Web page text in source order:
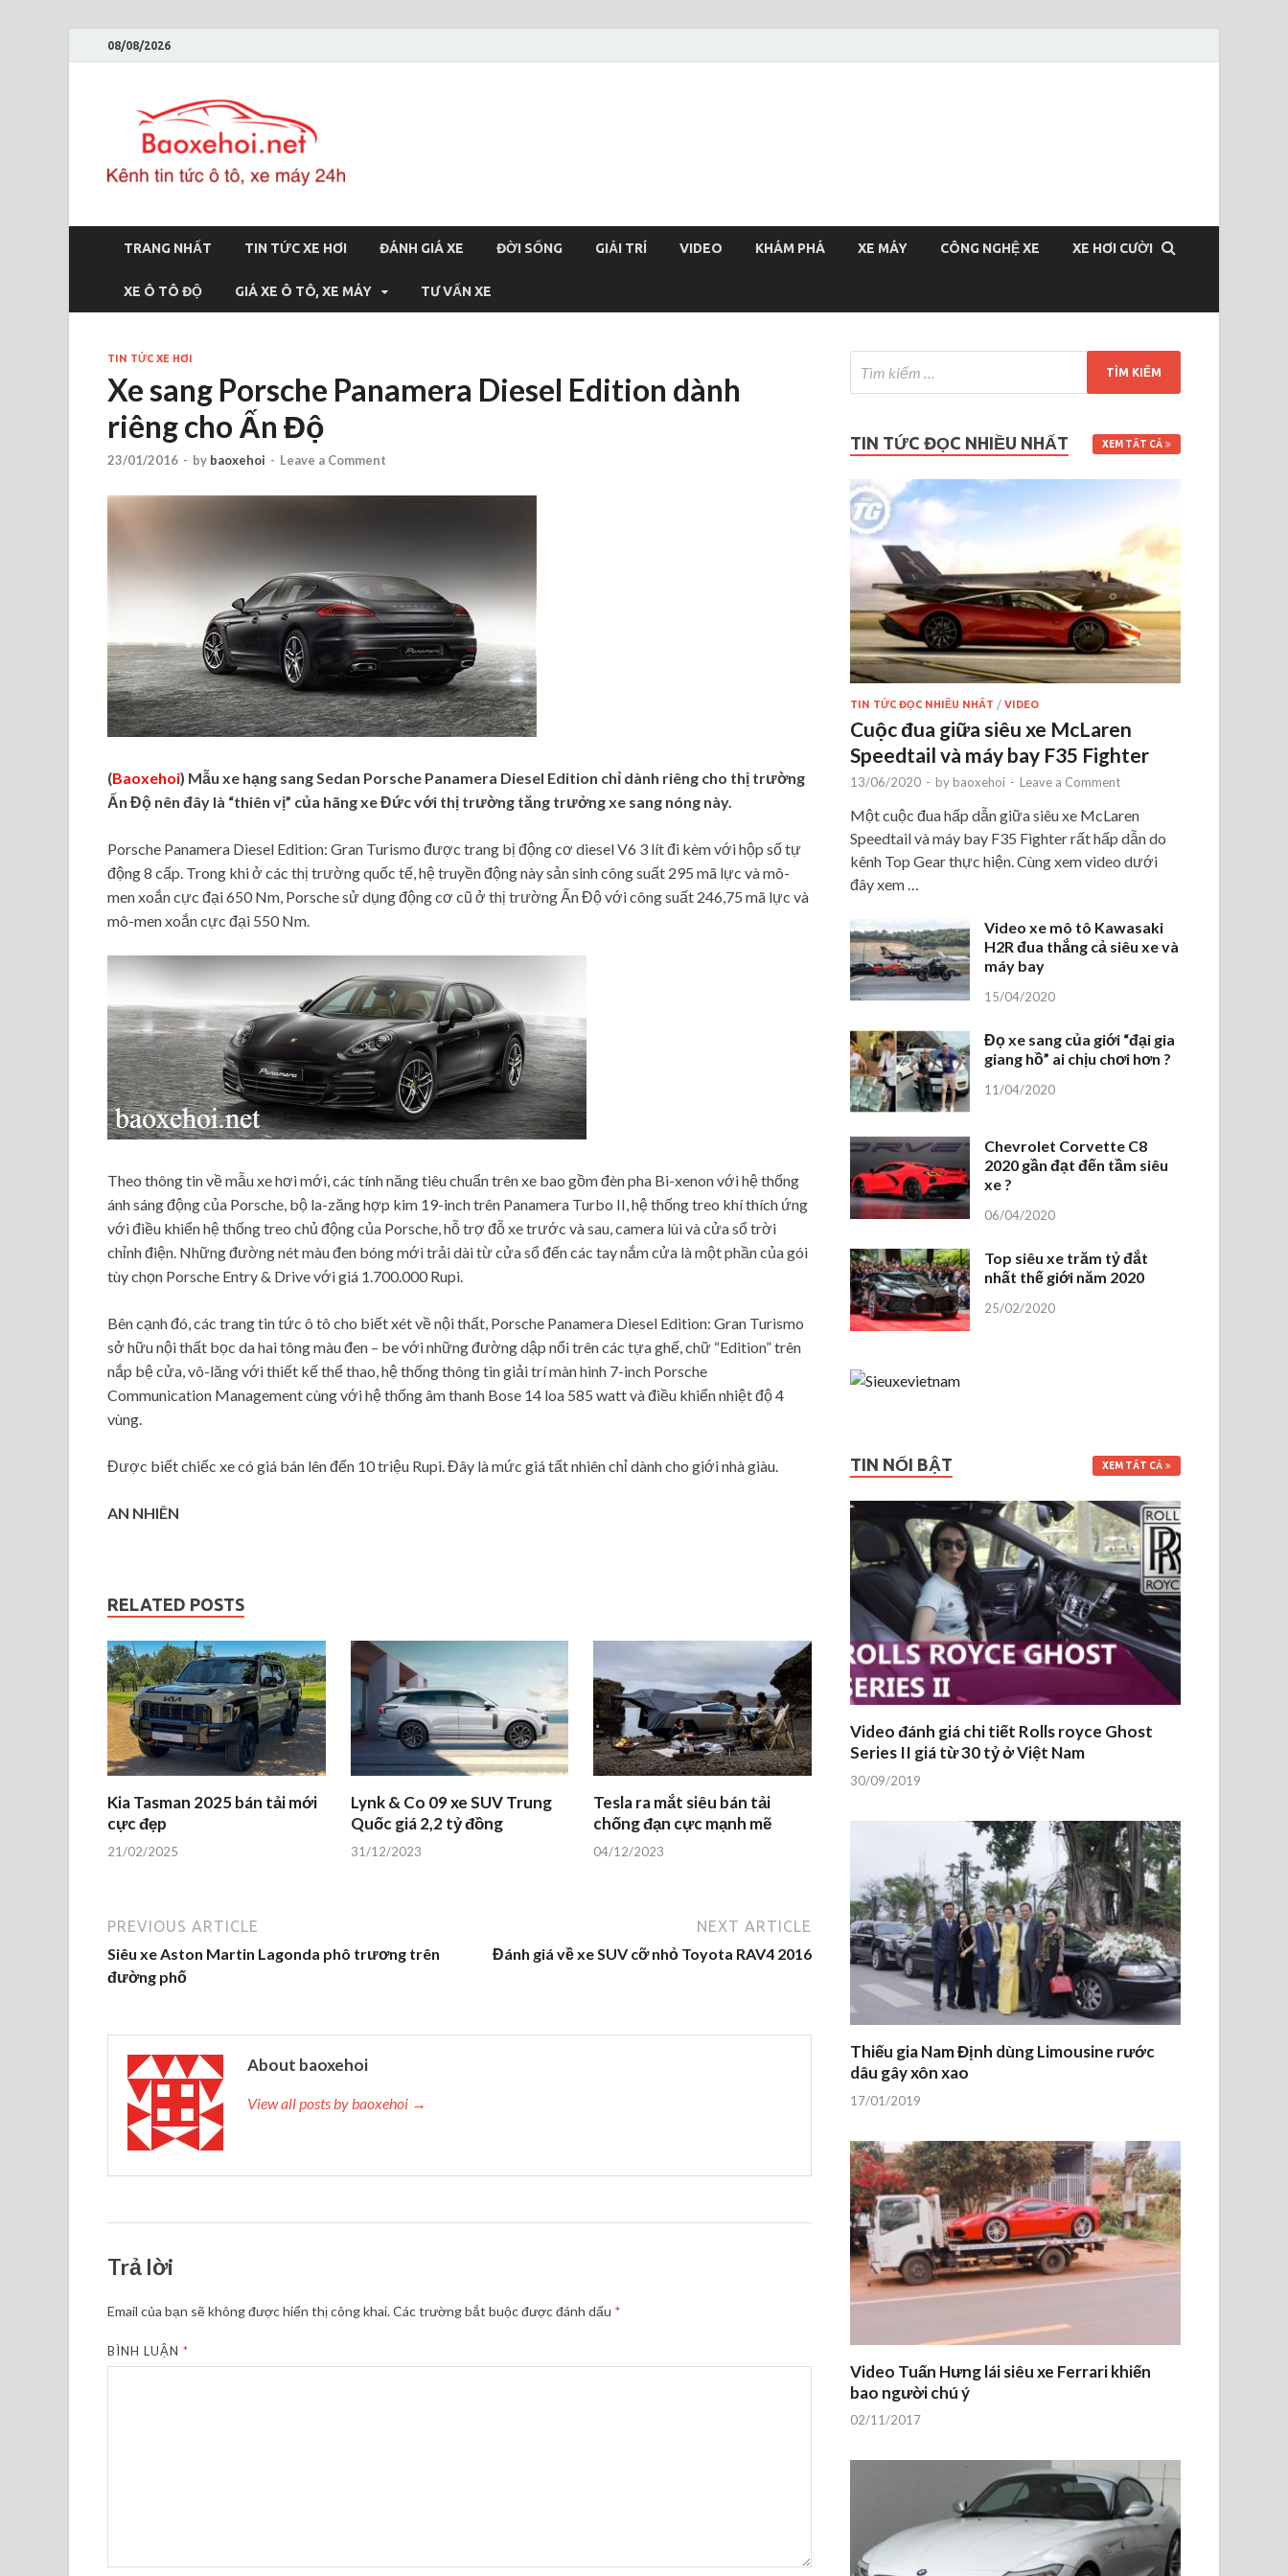
08/08/2026
TRANG NHẤT TIN TỨC XE HƠI ĐÁNH GIÁ XE ĐỜI SỐNG GIẢI TRÍ VIDEO KHÁM PHÁ XE MÁY CÔNG NGHỆ XE XE HƠI CƯỜI
XE Ô TÔ ĐỘ GIÁ XE Ô TÔ, XE MÁY TƯ VẤN XE
TIN TỨC XE HƠI
Xe sang Porsche Panamera Diesel Edition dành
riêng cho Ấn Độ
23/01/2016 - by baoxehoi - Leave a Comment
(Baoxehoi) Mẫu xe hạng sang Sedan Porsche Panamera Diesel Edition chỉ dành riêng cho thị trường
Ấn Độ nên đây là “thiên vị” của hãng xe Đức với thị trường tăng trưởng xe sang nóng này.
Porsche Panamera Diesel Edition: Gran Turismo được trang bị động cơ diesel V6 3 lít đi kèm với hộp số tự
động 8 cấp. Trong khi ở các thị trường quốc tế, hệ truyền động này sản sinh công suất 295 mã lực và mô-
men xoắn cực đại 650 Nm, Porsche sử dụng động cơ cũ ở thị trường Ấn Độ với công suất 246,75 mã lực và
mô-men xoắn cực đại 550 Nm.
Theo thông tin về mẫu xe hơi mới, các tính năng tiêu chuẩn trên xe bao gồm đèn pha Bi-xenon với hệ thống
ánh sáng động của Porsche, bộ la-zăng hợp kim 19-inch trên Panamera Turbo II, hệ thống treo khí thích ứng
với điều khiển hệ thống treo chủ động của Porsche, hỗ trợ đỗ xe trước và sau, camera lùi và cửa sổ trời
chỉnh điện. Những đường nét màu đen bóng mới trải dài từ cửa sổ đến các tay nắm cửa là một phần của gói
tùy chọn Porsche Entry & Drive với giá 1.700.000 Rupi.
Bên cạnh đó, các trang tin tức ô tô cho biết xét về nội thất, Porsche Panamera Diesel Edition: Gran Turismo
sở hữu nội thất bọc da hai tông màu đen – be với những đường dập nổi trên các tựa ghế, chữ “Edition” trên
nắp bệ cửa, vô-lăng với thiết kế thể thao, hệ thống thông tin giải trí màn hình 7-inch Porsche
Communication Management cùng với hệ thống âm thanh Bose 14 loa 585 watt và điều khiển nhiệt độ 4
vùng.
Được biết chiếc xe có giá bán lên đến 10 triệu Rupi. Đây là mức giá tất nhiên chỉ dành cho giới nhà giàu.
AN NHIÊN
RELATED POSTS
Kia Tasman 2025 bán tải mới
cực đẹp
21/02/2025
Lynk & Co 09 xe SUV Trung
Quốc giá 2,2 tỷ đồng
31/12/2023
Tesla ra mắt siêu bán tải
chống đạn cực mạnh mẽ
04/12/2023
PREVIOUS ARTICLE
Siêu xe Aston Martin Lagonda phô trương trên
đường phố
NEXT ARTICLE
Đánh giá về xe SUV cỡ nhỏ Toyota RAV4 2016
About baoxehoi
View all posts by baoxehoi →
Trả lời
Email của bạn sẽ không được hiển thị công khai.Các trường bắt buộc được đánh dấu *
BÌNH LUẬN*
TIN TỨC ĐỌC NHIỀU NHẤT XEM TẤT CẢ
TIN TỨC ĐỌC NHIỀU NHẤT /VIDEO
Cuộc đua giữa siêu xe McLaren
Speedtail và máy bay F35 Fighter
13/06/2020 - by baoxehoi - Leave a Comment
Một cuộc đua hấp dẫn giữa siêu xe McLaren
Speedtail và máy bay F35 Fighter rất hấp dẫn do
kênh Top Gear thực hiện. Cùng xem video dưới
đây xem …
Video xe mô tô Kawasaki
H2R đua thắng cả siêu xe và
máy bay
15/04/2020
Đọ xe sang của giới “đại gia
giang hồ” ai chịu chơi hơn ?
11/04/2020
Chevrolet Corvette C8
2020 gần đạt đến tầm siêu
xe ?
06/04/2020
Top siêu xe trăm tỷ đắt
nhất thế giới năm 2020
25/02/2020
TIN NỔI BẬT XEM TẤT CẢ
Video đánh giá chi tiết Rolls royce Ghost
Series II giá từ 30 tỷ ở Việt Nam
30/09/2019
Thiếu gia Nam Định dùng Limousine rước
dâu gây xôn xao
17/01/2019
Video Tuấn Hưng lái siêu xe Ferrari khiến
bao người chú ý
02/11/2017